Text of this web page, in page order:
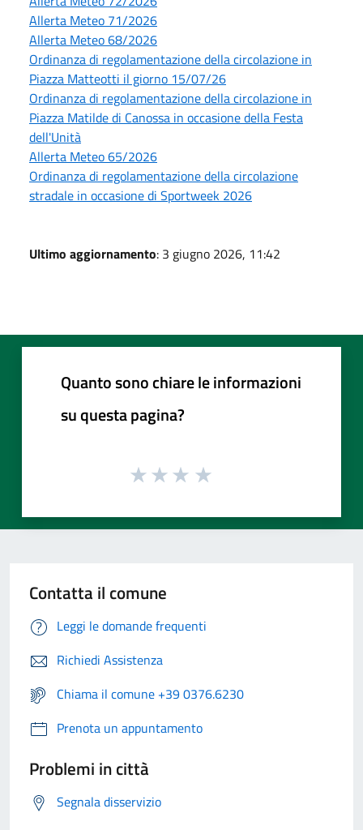
Allerta Meteo 71/2026
Allerta Meteo 68/2026
Ordinanza di regolamentazione della circolazione in
Piazza Matteotti il giorno 15/07/26
Ordinanza di regolamentazione della circolazione in
Piazza Matilde di Canossa in occasione della Festa
dell'Unità
Allerta Meteo 65/2026
Ordinanza di regolamentazione della circolazione
stradale in occasione di Sportweek 2026
Ultimo aggiornamento: 3 giugno 2026, 11:42
Quanto sono chiare le informazioni
su questa pagina?
Contatta il comune
Leggi le domande frequenti
Richiedi Assistenza
Chiama il comune +39 0376.6230
Prenota un appuntamento
Problemi in città
Segnala disservizio